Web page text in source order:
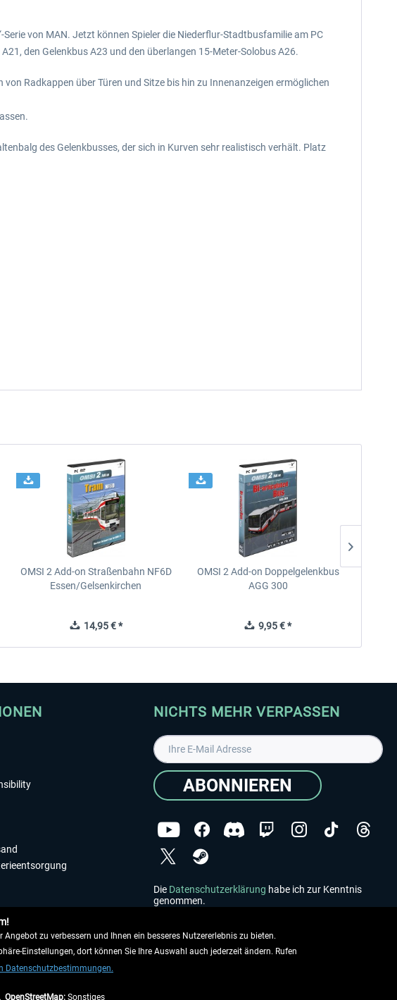
von MAN. Jetzt können Spieler die Niederflur-Stadtbusfamilie am PC
den Gelenkbus A23 und den überlangen 15-Meter-Solobus A26.
Radkappen über Türen und Sitze bis hin zu Innenanzeigen ermöglichen
des Gelenkbusses, der sich in Kurven sehr realistisch verhält. Platz
OMSI 2 Add-on Straßenbahn NF6D
Essen/Gelsenkirchen
14,95 € *
OMSI 2 Add-on Doppelgelenkbus
AGG 300
9,95 € *
NICHTS MEHR VERPASSEN
ABONNIEREN
Die Datenschutzerklärung habe ich zur Kenntnis
genommen.
zu verbessern und Ihnen ein besseres Nutzererlebnis zu bieten.
Einstellungen, dort können Sie Ihre Auswahl auch jederzeit ändern. Rufen
Datenschutzbestimmungen.
OpenStreetMap: Sonstiges